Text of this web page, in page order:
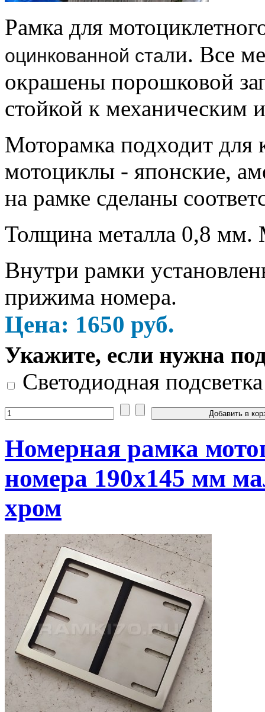
Рамка для
оцинкованной стали. Все
окрашены порошковой
стойкой к механическим
Моторамка подходит для
мотоциклы - японские,
на рамке сделаны
Толщина металла 0,8 мм.
Внутри рамки
прижима номера.
Цена: 1650 руб.
Укажите, если нужна
Светодиодная
Номерная рамка
номера 190х145 мм
хром